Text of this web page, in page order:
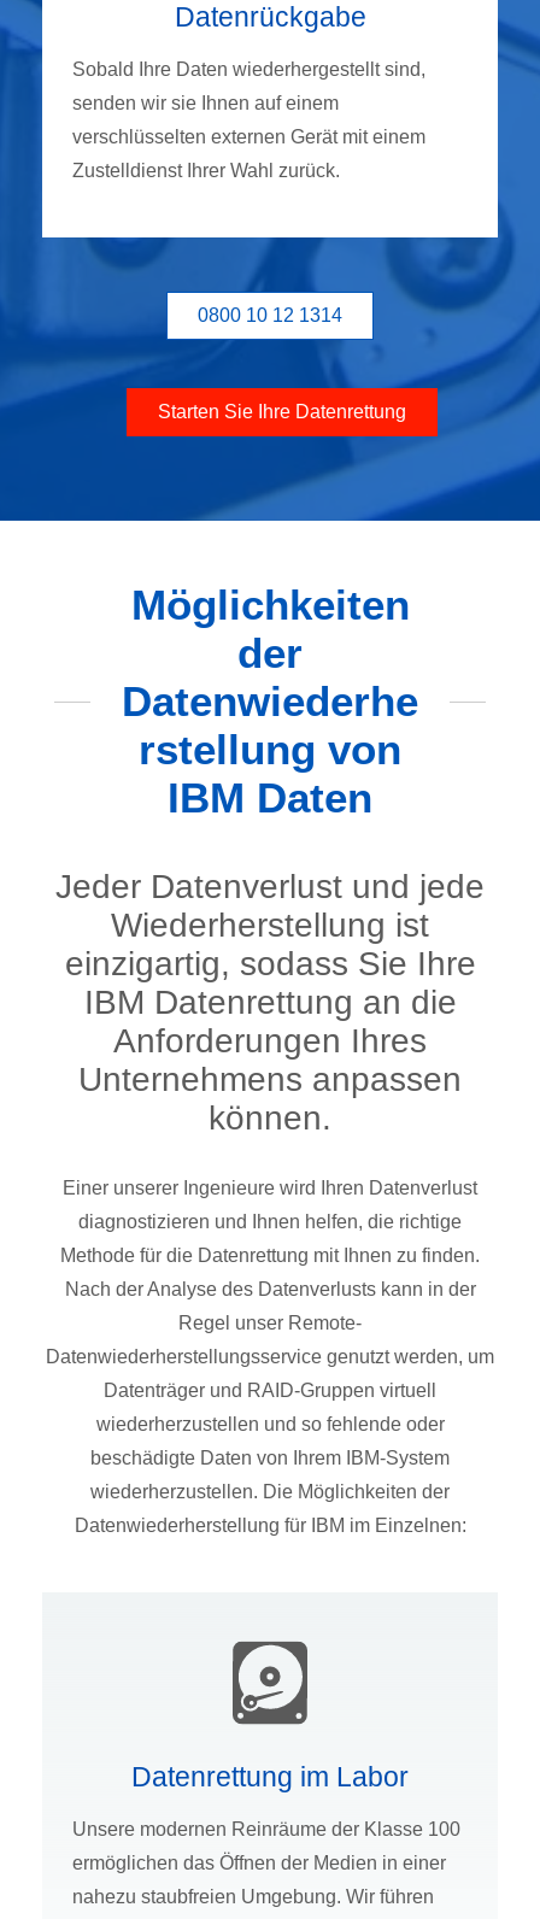
Datenrückgabe
Sobald Ihre Daten wiederhergestellt sind,
senden wir sie Ihnen auf einem
verschlüsselten externen Gerät mit einem
Zustelldienst Ihrer Wahl zurück.
0800 10 12 1314
Starten Sie Ihre Datenrettung
Möglichkeiten
der
Datenwiederhe
rstellung von
IBM Daten
Jeder Datenverlust und jede
Wiederherstellung ist
einzigartig, sodass Sie Ihre
IBM Datenrettung an die
Anforderungen Ihres
Unternehmens anpassen
können.
Einer unserer Ingenieure wird Ihren Datenverlust
diagnostizieren und Ihnen helfen, die richtige
Methode für die Datenrettung mit Ihnen zu finden.
Nach der Analyse des Datenverlusts kann in der
Regel unser Remote-
Datenwiederherstellungsservice genutzt werden, um
Datenträger und RAID-Gruppen virtuell
wiederherzustellen und so fehlende oder
beschädigte Daten von Ihrem IBM-System
wiederherzustellen. Die Möglichkeiten der
Datenwiederherstellung für IBM im Einzelnen:
Datenrettung im Labor
Unsere modernen Reinräume der Klasse 100
ermöglichen das Öffnen der Medien in einer
nahezu staubfreien Umgebung. Wir führen